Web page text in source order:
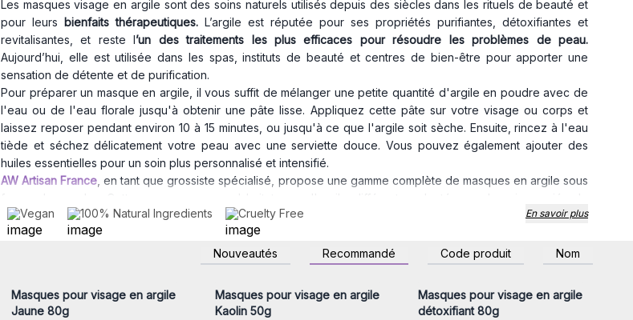
Les masques visage en argile sont des soins naturels utilisés depuis des siècles dans les rituels de beauté et
pour leurs bienfaits thérapeutiques. L’argile est réputée pour ses propriétés purifiantes, détoxifiantes et
revitalisantes, et reste l’un des traitements les plus efficaces pour résoudre les problèmes de peau.
Aujourd’hui, elle est utilisée dans les spas, instituts de beauté et centres de bien-être pour apporter une
sensation de détente et de purification.
Pour préparer un masque en argile, il vous suffit de mélanger une petite quantité d'argile en poudre avec de
l'eau ou de l'eau florale jusqu'à obtenir une pâte lisse. Appliquez cette pâte sur votre visage ou corps et
laissez reposer pendant environ 10 à 15 minutes, ou jusqu'à ce que l'argile soit sèche. Ensuite, rincez à l'eau
tiède et séchez délicatement votre peau avec une serviette douce. Vous pouvez également ajouter des
huiles essentielles pour un soin plus personnalisé et intensifié.
AW Artisan France , en tant que grossiste spécialisé, propose une gamme complète de masques en argile sous
forme de poudre. Cette gamme comprend huit types d'argile différents, adaptés aux besoins variés de
chaque type de peau.Nos masques en argile sont parfaits pour les soins de beauté naturels
et peuvent être
ajoutés à votre offre pour répondre à la demande croissante de produits éco-responsables et efficaces.
Offrez à vos clients un soin purifiant et revitalisant avec nos masques en argile et créez une expérience de
Vegan 100% Natural Ingredients Cruelty Free En savoir plus
Nouveautés Recommandé Code produit Nom
Masques pour visage en argile
Jaune 80g
Connectez-vous ou inscrivez-
vous pour accéder aux prix de
gros
Masques pour visage en argile
Kaolin 50g
Connectez-vous ou inscrivez-
vous pour accéder aux prix de
gros
Masques pour visage en argile
détoxifiant 80g